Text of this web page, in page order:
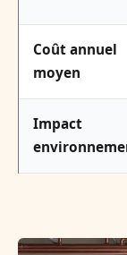
Coût annuel
moyen
Impact